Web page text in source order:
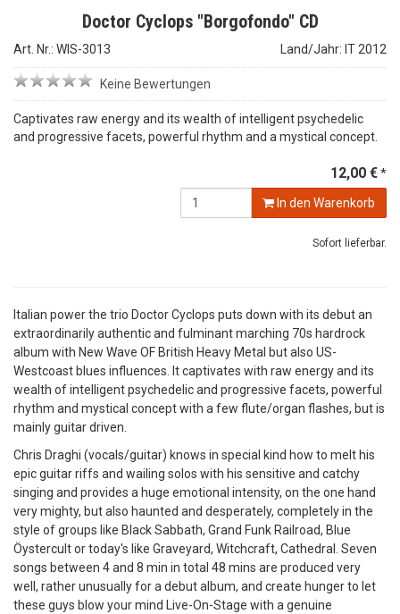
Doctor Cyclops "Borgofondo" CD
Art. Nr.: WIS-3013 Land/Jahr: IT 2012
Keine Bewertungen
Captivates raw energy and its wealth of intelligent psychedelic
and progressive facets, powerful rhythm and a mystical concept.
12,00 €*
In den Warenkorb
Sofort lieferbar.
Italian power the trio Doctor Cyclops puts down with its debut an
extraordinarily authentic and fulminant marching 70s hardrock
album with New Wave OF British Heavy Metal but also US-
Westcoast blues influences. It captivates with raw energy and its
wealth of intelligent psychedelic and progressive facets, powerful
rhythm and mystical concept with a few flute/organ flashes, but is
mainly guitar driven.
Chris Draghi (vocals/guitar) knows in special kind how to melt his
epic guitar riffs and wailing solos with his sensitive and catchy
singing and provides a huge emotional intensity, on the one hand
very mighty, but also haunted and desperately, completely in the
style of groups like Black Sabbath, Grand Funk Railroad, Blue
Öystercult or today's like Graveyard, Witchcraft, Cathedral. Seven
songs between 4 and 8 min in total 48 mins are produced very
well, rather unusually for a debut album, and create hunger to let
these guys blow your mind Live-On-Stage with a genuine